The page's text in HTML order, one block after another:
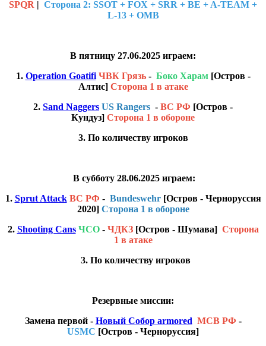
SPQR | Сторона 2: SSOT + FOX + SRR + BE + A-TEAM +
L-13 + OMB
В пятницу 27.06.2025 играем:
1. Operation Goatifi ЧВК Грязь - Боко Харам [Остров -
Алтис] Сторона 1 в атаке
2. Sand Naggers US Rangers - ВС РФ [Остров -
Кундуз] Сторона 1 в обороне
3. По количеству игроков
В субботу 28.06.2025 играем:
1. Sprut Attack ВС РФ - Bundeswehr [Остров - Черноруссия
2020] Сторона 1 в обороне
2. Shooting Cans ЧСО- ЧДКЗ [Остров - Шумава] Сторона
1 в атаке
3. По количеству игроков
Резервные миссии:
Замена первой - Новый Собор armored МСВ РФ -
USMC [Остров - Черноруссия]